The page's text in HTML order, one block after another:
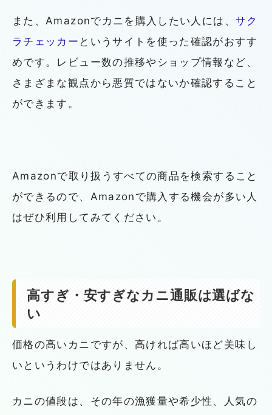
また、Amazonでカニを購入したい人には、 サク
ラチェッカー というサイトを使った確認がおすす
めです。レビュー数の推移やショップ情報など、
さまざまな観点から悪質ではないか確認すること
ができます。
Amazonで取り扱うすべての商品を検索すること
ができるので、Amazonで購入する機会が多い人
はぜひ利用してみてください。
高すぎ・安すぎなカニ通販は選ばな
い
価格の高いカニですが、高ければ高いほど美味し
いというわけではありません。
カニの値段は、その年の漁獲量や希少性、人気の